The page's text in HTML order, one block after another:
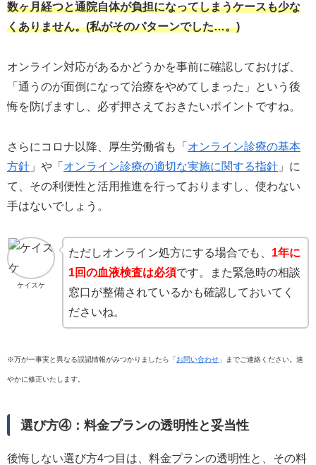
数ヶ月経つと通院自体が負担になってしまうケースも少な
くありません。(私がそのパターンでした…。)
オンライン対応があるかどうかを事前に確認しておけば、
「通うのが面倒になって治療をやめてしまった」という後
悔を防げますし、必ず押さえておきたいポイントですね。
さらにコロナ以降、厚生労働省も「 オンライン診療の基本
方針 」や「 オンライン診療の適切な実施に関する指針 」に
て、その利便性と活用推進を行っておりますし、使わない
手はないでしょう。
ケイスケ
ただしオンライン処方にする場合でも、 1年に
1回の血液検査は必須です。また緊急時の相談
窓口が整備されているかも確認しておいてく
ださいね。
※万が一事実と異なる誤認情報がみつかりましたら「 お問い合わせ 」までご連絡ください。速
やかに修正いたします。
選び方④：料金プランの透明性と妥当性
後悔しない選び方4つ目は、料金プランの透明性と、その料